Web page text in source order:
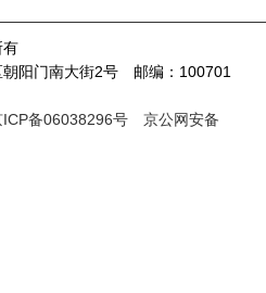
阳门南大街2号 邮编：100701
ICP备06038296号
京公网安备